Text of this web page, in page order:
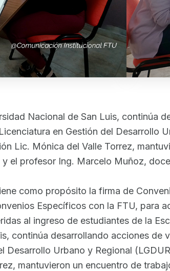
Nacional de San Luis, continúa
en Gestión del Desarrollo
Lic. Mónica del Valle Torrez,
el profesor Ing. Marcelo Muñoz,
como propósito la firma de
Específicos con la FTU, para
al ingreso de estudiantes de la
continúa desarrollando acciones
Urbano y Regional
mantuvieron un encuentro de